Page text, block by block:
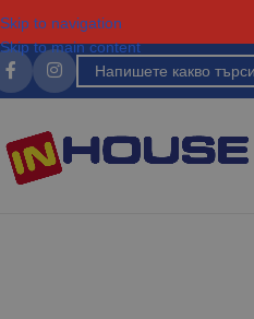
Skip to navigation
Skip to main content